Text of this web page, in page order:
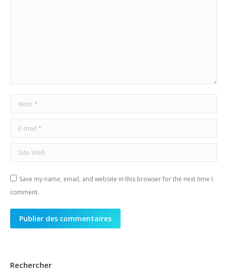
Nom *
E-mail *
Site Web
Save my name, email, and website in this browser for the next time I
comment.
Publier des commentaires
Rechercher